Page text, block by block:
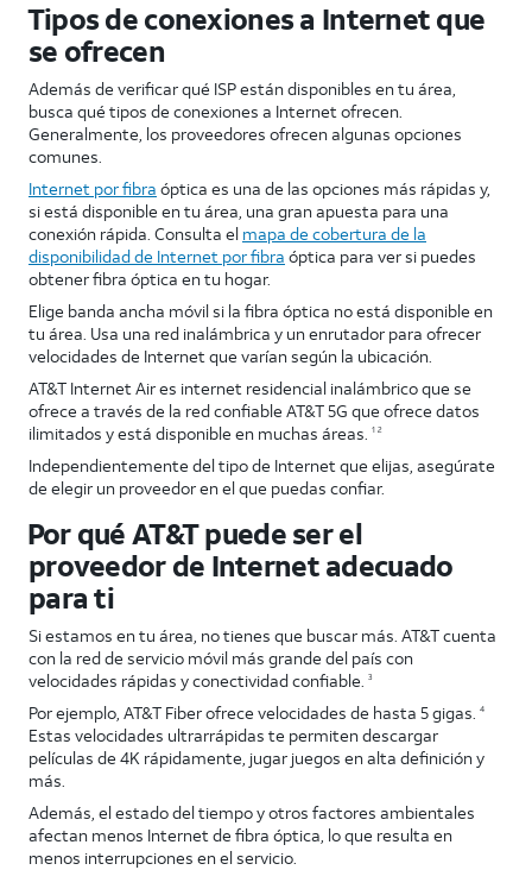
Tipos de conexiones a Internet que
se ofrecen
Además de verificar qué ISP están disponibles en tu área,
busca qué tipos de conexiones a Internet ofrecen.
Generalmente, los proveedores ofrecen algunas opciones
comunes.
Internet por fibra óptica es una de las opciones más rápidas y,
si está disponible en tu área, una gran apuesta para una
conexión rápida. Consulta el mapa de cobertura de la
disponibilidad de Internet por fibra óptica para ver si puedes
obtener fibra óptica en tu hogar.
Elige banda ancha móvil si la fibra óptica no está disponible en
tu área. Usa una red inalámbrica y un enrutador para ofrecer
velocidades de Internet que varían según la ubicación.
AT&T Internet Air es internet residencial inalámbrico que se
ofrece a través de la red confiable AT&T 5G que ofrece datos
ilimitados y está disponible en muchas áreas.
1 2
Independientemente del tipo de Internet que elijas, asegúrate
de elegir un proveedor en el que puedas confiar.
Por qué AT&T puede ser el
proveedor de Internet adecuado
para ti
Si estamos en tu área, no tienes que buscar más. AT&T cuenta
con la red de servicio móvil más grande del país con
velocidades rápidas y conectividad confiable.
3
Por ejemplo, AT&T Fiber ofrece velocidades de hasta 5 gigas. 4
Estas velocidades ultrarrápidas te permiten descargar
películas de 4K rápidamente, jugar juegos en alta definición y
más.
Además, el estado del tiempo y otros factores ambientales
afectan menos Internet de fibra óptica, lo que resulta en
menos interrupciones en el servicio.